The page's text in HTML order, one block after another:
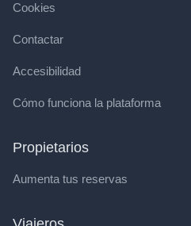
Cookies
Contactar
Accesibilidad
Cómo funciona la plataforma
Propietarios
Aumenta tus reservas